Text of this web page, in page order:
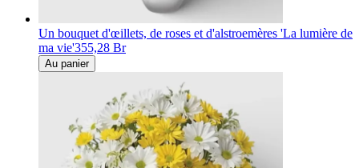
Un bouquet d'œillets, de roses et d'alstroemères 'La lumière de
ma vie'355,28 Br
Au panier